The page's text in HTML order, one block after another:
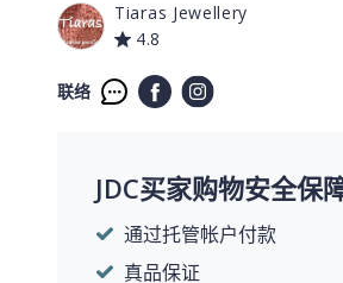
Tiaras Jewellery
4.8
联络
JDC买家购物安全保
通过托管帐户付款
真品保证